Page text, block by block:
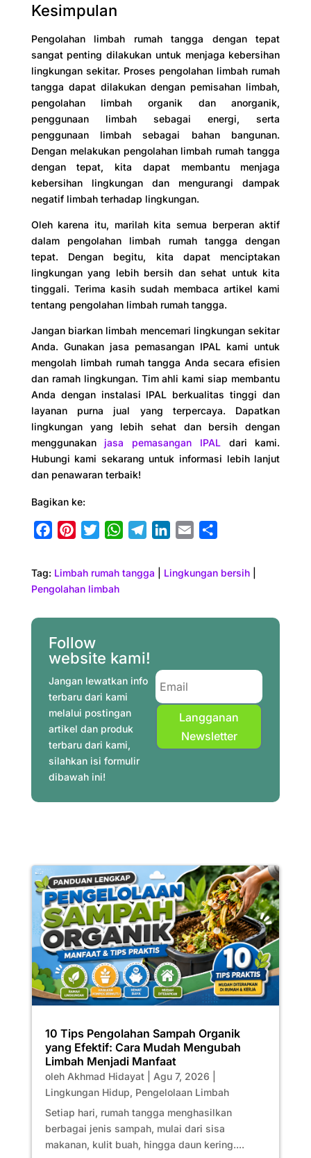
Kesimpulan
Pengolahan limbah rumah tangga dengan tepat
sangat penting dilakukan untuk menjaga kebersihan
lingkungan sekitar. Proses pengolahan limbah rumah
tangga dapat dilakukan dengan pemisahan limbah,
pengolahan limbah organik dan anorganik,
penggunaan limbah sebagai energi, serta
penggunaan limbah sebagai bahan bangunan.
Dengan melakukan pengolahan limbah rumah tangga
dengan tepat, kita dapat membantu menjaga
kebersihan lingkungan dan mengurangi dampak
negatif limbah terhadap lingkungan.
Oleh karena itu, marilah kita semua berperan aktif
dalam pengolahan limbah rumah tangga dengan
tepat. Dengan begitu, kita dapat menciptakan
lingkungan yang lebih bersih dan sehat untuk kita
tinggali. Terima kasih sudah membaca artikel kami
tentang pengolahan limbah rumah tangga.
Jangan biarkan limbah mencemari lingkungan sekitar
Anda. Gunakan jasa pemasangan IPAL kami untuk
mengolah limbah rumah tangga Anda secara efisien
dan ramah lingkungan. Tim ahli kami siap membantu
Anda dengan instalasi IPAL berkualitas tinggi dan
layanan purna jual yang terpercaya. Dapatkan
lingkungan yang lebih sehat dan bersih dengan
menggunakanjasa pemasangan IPALdari kami.
Hubungi kami sekarang untuk informasi lebih lanjut
dan penawaran terbaik!
Bagikan ke:
c
e
o
o
k
t
r
e
s
t
e
W
a
A
p
r
m
n
d
a
Tag: Limbah rumah tangga Lingkungan bersih|
Pengolahan limbah
Follow
website kami!
Jangan lewatkan info
terbaru dari kami
melalui postingan
artikel dan produk
terbaru dari kami,
silahkan isi formulir
dibawah ini!
Langganan
Newsletter
10 Tips Pengolahan Sampah Organik
yang Efektif: Cara Mudah Mengubah
Limbah Menjadi Manfaat
oleh Akhmad Hidayat| Agu 7, 2026
Lingkungan Hidup, Pengelolaan Limbah
Setiap hari, rumah tangga menghasilkan
berbagai jenis sampah, mulai dari sisa
makanan, kulit buah, hingga daun kering....